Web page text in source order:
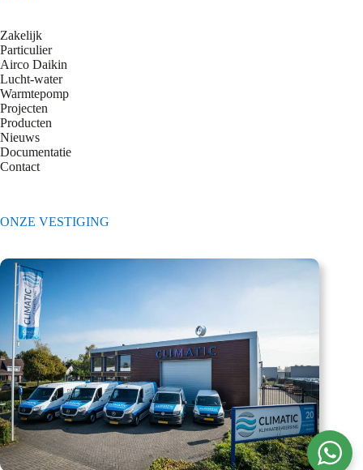
Zakelijk
Particulier
Airco Daikin
Lucht-water
Warmtepomp
Projecten
Producten
Nieuws
Documentatie
Contact
ONZE VESTIGING